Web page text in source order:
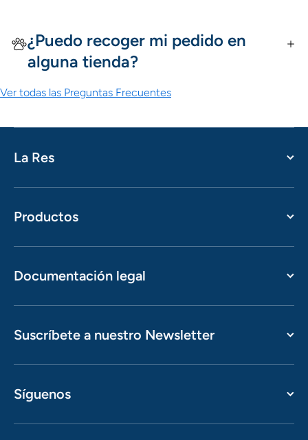
¿Puedo recoger mi pedido en
alguna tienda?
Ver todas las Preguntas Frecuentes
La Res
Productos
Documentación legal
Suscríbete a nuestro Newsletter
Síguenos